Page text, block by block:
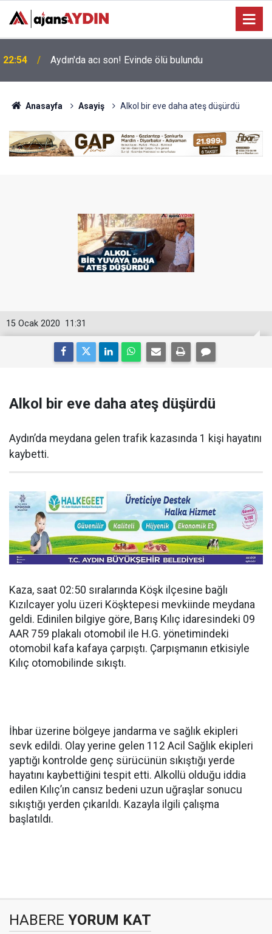
18:45
vatandaşla buluşuyor
Anasayfa Asayiş Alkol bir eve daha ateş düşürdü
11:31
15 Ocak 2020
Alkol bir eve daha ateş düşürdü
Aydın’da meydana gelen trafik kazasında 1 kişi hayatını
kaybetti.
Kaza, saat 02:50 sıralarında Köşk ilçesine bağlı
Kızılcayer yolu üzeri Köşktepesi mevkiinde meydana
geldi. Edinilen bilgiye göre, Barış Kılıç idaresindeki 09
AAR 759 plakalı otomobil ile H.G. yönetimindeki
otomobil kafa kafaya çarpıştı. Çarpışmanın etkisiyle
Kılıç otomobilinde sıkıştı.
İhbar üzerine bölgeye jandarma ve sağlık ekipleri
sevk edildi. Olay yerine gelen 112 Acil Sağlık ekipleri
yaptığı kontrolde genç sürücünün sıkıştığı yerde
hayatını kaybettiğini tespit etti. Alkollü olduğu iddia
edilen Kılıç’ın cansız bedeni uzun uğraşlar sonucu
sıkıştığı yerden çıkarıldı. Kazayla ilgili çalışma
başlatıldı.
HABERE YORUM KAT